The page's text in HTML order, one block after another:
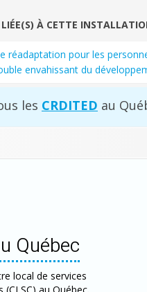
À CETTE
réadaptation pour les
envahissant du
les CRDITED au
Québec
local de services